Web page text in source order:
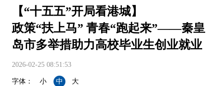
【“十五五”开局看港城】
政策“扶上马” 青春“跑起来”——秦皇
岛市多举措助力高校毕业生创业就业
2026-02-25 08:51:53
字体： 小 中 大